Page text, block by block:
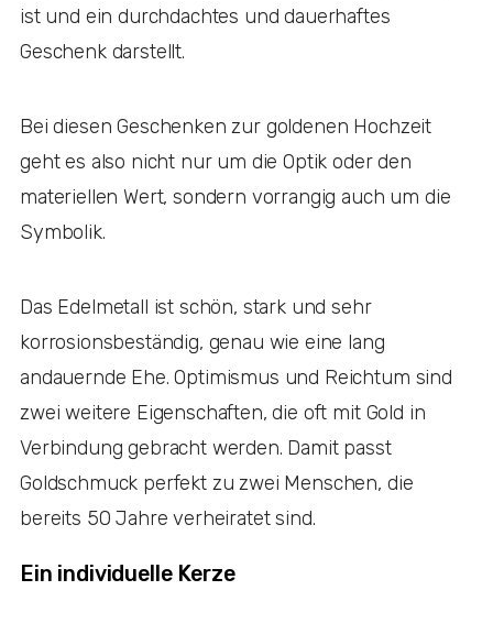
ist und ein durchdachtes und dauerhaftes
Geschenk darstellt.
Bei diesen Geschenken zur goldenen Hochzeit
geht es also nicht nur um die Optik oder den
materiellen Wert, sondern vorrangig auch um die
Symbolik.
Das Edelmetall ist schön, stark und sehr
korrosionsbeständig, genau wie eine lang
andauernde Ehe. Optimismus und Reichtum sind
zwei weitere Eigenschaften, die oft mit Gold in
Verbindung gebracht werden. Damit passt
Goldschmuck perfekt zu zwei Menschen, die
bereits 50 Jahre verheiratet sind.
Ein individuelle Kerze